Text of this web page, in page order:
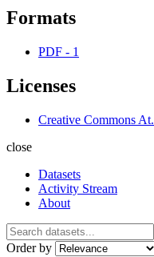
Formats
PDF - 1
Licenses
Creative Commons
close
Datasets
Activity Stream
About
Order by